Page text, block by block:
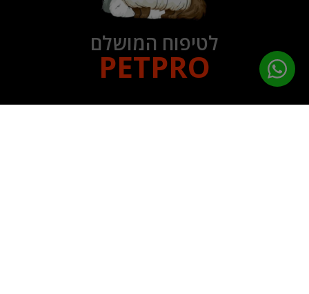
לטיפוח המושלם
PETPRO